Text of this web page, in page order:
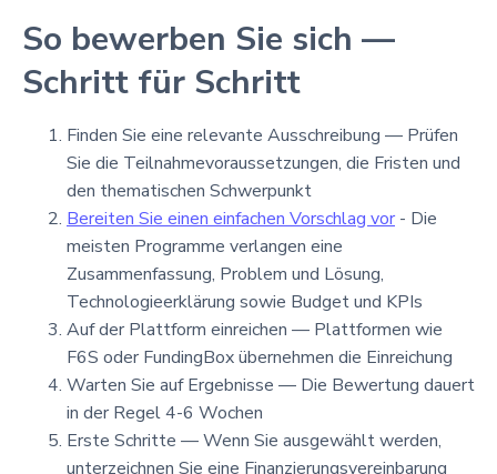
So bewerben Sie sich —
Schritt für Schritt
Finden Sie eine relevante Ausschreibung — Prüfen
Sie die Teilnahmevoraussetzungen, die Fristen und
den thematischen Schwerpunkt
Bereiten Sie einen einfachen Vorschlag vor - Die
meisten Programme verlangen eine
Zusammenfassung, Problem und Lösung,
Technologieerklärung sowie Budget und KPIs
Auf der Plattform einreichen — Plattformen wie
F6S oder FundingBox übernehmen die Einreichung
Warten Sie auf Ergebnisse — Die Bewertung dauert
in der Regel 4-6 Wochen
Erste Schritte — Wenn Sie ausgewählt werden,
unterzeichnen Sie eine Finanzierungsvereinbarung